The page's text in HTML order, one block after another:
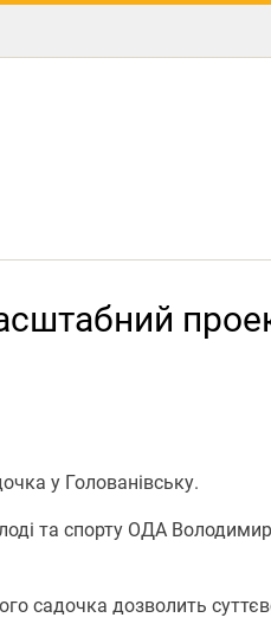
у Голованівську.
та спорту ОДА Володимир
садочка дозволить